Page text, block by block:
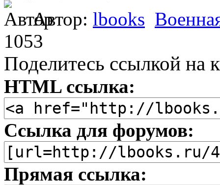
Автор: lbooks
1053
Поделитесь ссылкой на
HTML ссылка:
Ссылка для форумов:
Прямая ссылка: